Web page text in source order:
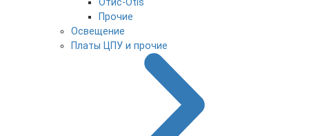
Прочие
Освещение
Платы ЦПУ и прочие